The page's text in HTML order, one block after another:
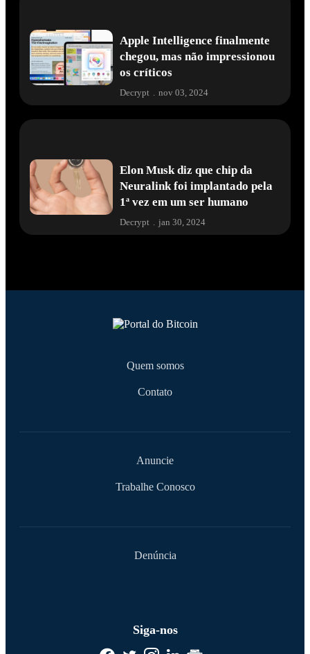
Apple Intelligence finalmente
chegou, mas não impressionou
os críticos
Decrypt nov 03, 2024
Elon Musk diz que chip da
Neuralink foi implantado pela
1ª vez em um ser humano
Decrypt . jan 30, 2024
Quem somos
Contato
Anuncie
Trabalhe Conosco
Denúncia
Siga-nos